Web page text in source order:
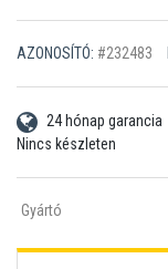
AZONOSÍTÓ: #232483
24 hónap garancia
Nincs készleten
Gyártó